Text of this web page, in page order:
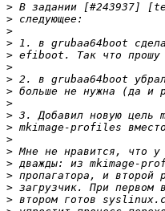
>
>
>
>
>
>
>
>
>
>
>
>
>
>
>
>
>